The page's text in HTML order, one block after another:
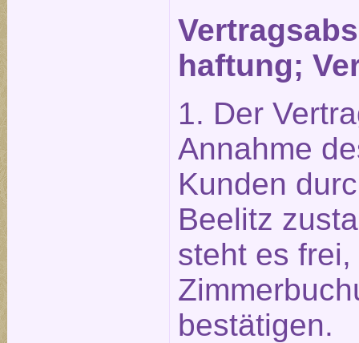
haftung;
1. Der
Annahme
Kunden
Beelitz
steht es frei,
bestätigen.